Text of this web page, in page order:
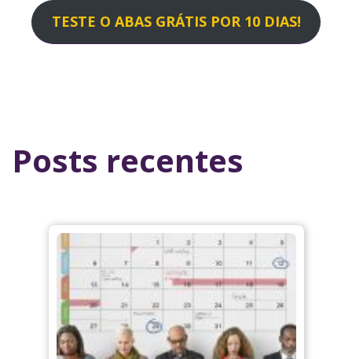
TESTE O ABAS GRÁTIS POR 10 DIAS!
Posts recentes